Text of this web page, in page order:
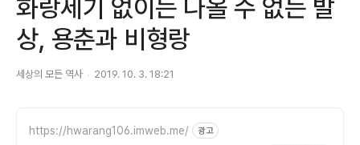
화랑세기 없이는 나올 수 없는 발
상, 용춘과 비형랑
세상의 모든 역사 2019. 10. 3. 18:21
https://hwarang106.imweb.me/ 광고